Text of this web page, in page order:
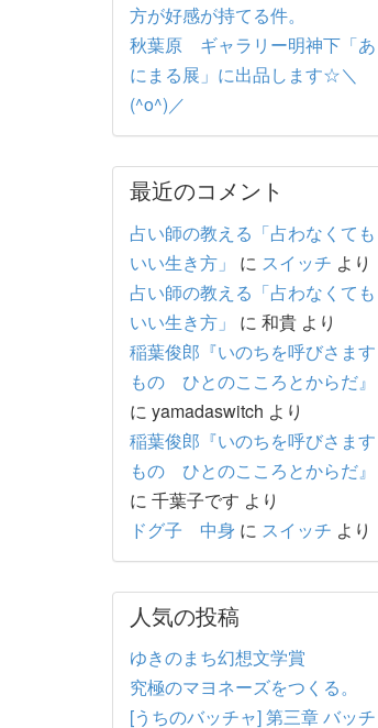
方が好感が持てる件。
秋葉原 ギャラリー明神下「あ
にまる展」に出品します☆＼
(^o^)／
最近のコメント
占い師の教える「占わなくても
いい生き方」
に スイッチ より
占い師の教える「占わなくても
いい生き方」
に 和貴 より
稲葉俊郎『いのちを呼びさます
もの ひとのこころとからだ』
に yamadaswitch より
稲葉俊郎『いのちを呼びさます
もの ひとのこころとからだ』
に 千葉子です より
ドグ子 中身 に スイッチ より
人気の投稿
ゆきのまち幻想文学賞
究極のマヨネーズをつくる。
[うちのバッチャ] 第三章 バッチ